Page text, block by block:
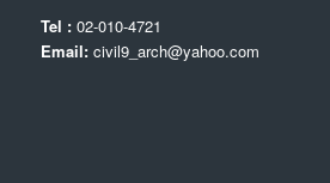
Tel :02-010-4721
Email: civil9_arch@yahoo.com